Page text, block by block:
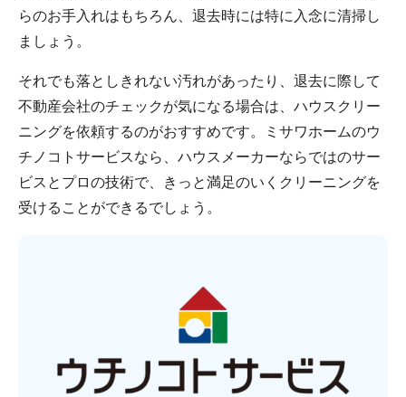
らのお手入れはもちろん、退去時には特に入念に清掃し
ましょう。
それでも落としきれない汚れがあったり、退去に際して
不動産会社のチェックが気になる場合は、ハウスクリー
ニングを依頼するのがおすすめです。ミサワホームのウ
チノコトサービスなら、ハウスメーカーならではのサー
ビスとプロの技術で、きっと満足のいくクリーニングを
受けることができるでしょう。